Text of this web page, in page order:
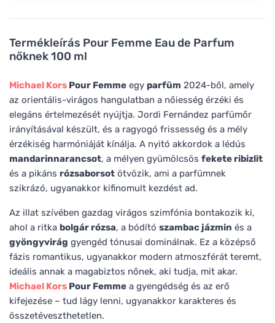
Termékleírás Pour Femme Eau de Parfum
nőknek 100 ml
Michael Kors Pour Femme egy parfüm 2024-ből, amely
az orientális-virágos hangulatban a nőiesség érzéki és
elegáns értelmezését nyújtja. Jordi Fernández parfümőr
irányításával készült, és a ragyogó frissesség és a mély
érzékiség harmóniáját kínálja. A nyitó akkordok a lédús
mandarinnarancsot, a mélyen gyümölcsös fekete ribizlit
és a pikáns rózsaborsot ötvözik, ami a parfümnek
szikrázó, ugyanakkor kifinomult kezdést ad.
Az illat szívében gazdag virágos szimfónia bontakozik ki,
ahol a ritka bolgár rózsa, a bódító szambac jázmin és a
gyöngyvirág gyengéd tónusai dominálnak. Ez a középső
fázis romantikus, ugyanakkor modern atmoszférát teremt,
ideális annak a magabiztos nőnek, aki tudja, mit akar.
Michael Kors Pour Femme a gyengédség és az erő
kifejezése – tud lágy lenni, ugyanakkor karakteres és
összetéveszthetetlen.